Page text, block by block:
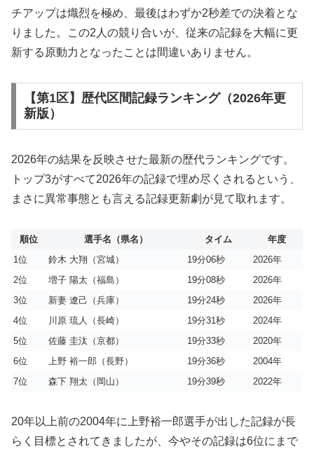
チアップは熾烈を極め、最後はわずか2秒差での決着とな
りました。この2人の競り合いが、従来の記録を大幅に更
新する原動力となったことは間違いありません。
【第1区】歴代区間記録ランキング（2026年更
新版）
2026年の結果を反映させた最新の歴代ランキングです。
トップ3がすべて2026年の記録で埋め尽くされるという、
まさに異常事態とも言える記録更新劇が見て取れます。
順位 選手名（県名） タイム
年度
1位
鈴木 大翔（宮城） 19分06秒
2026年
2位
増子 陽太（福島） 19分08秒
2026年
3位
新妻 遼己（兵庫） 19分24秒
2026年
4位
川原 琉人（長崎） 19分31秒
2024年
5位
佐藤 圭汰（京都） 19分33秒
2020年
6位
上野 裕一郎（長野） 19分36秒
2004年
7位
森下 翔太（岡山） 19分39秒 2022年
20年以上前の2004年に上野裕一郎選手が出した記録が長
らく目標とされてきましたが、今やその記録は6位にまで